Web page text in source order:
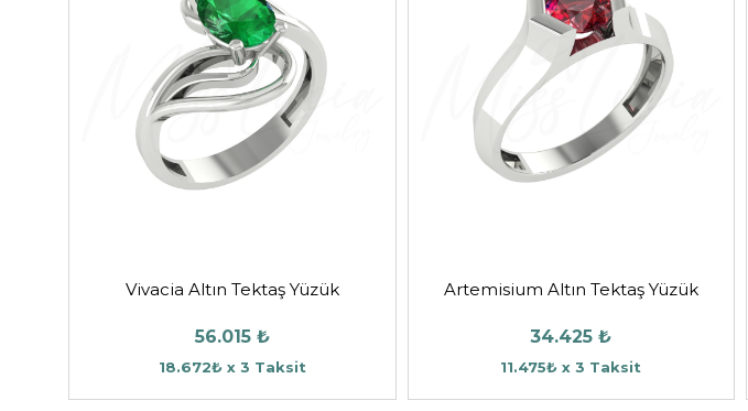
Vivacia Altın Tektaş Yüzük
56.015 ₺
18.672₺ x 3 Taksit
Artemisium Altın Tektaş Yüzük
34.425 ₺
11.475₺ x 3 Taksit